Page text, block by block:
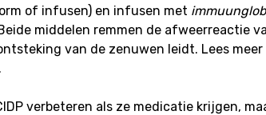
of infusen) en infusen met
middelen remmen de afweerreactie
van de zenuwen leidt. Lees
.
verbeteren als ze medicatie krijgen,